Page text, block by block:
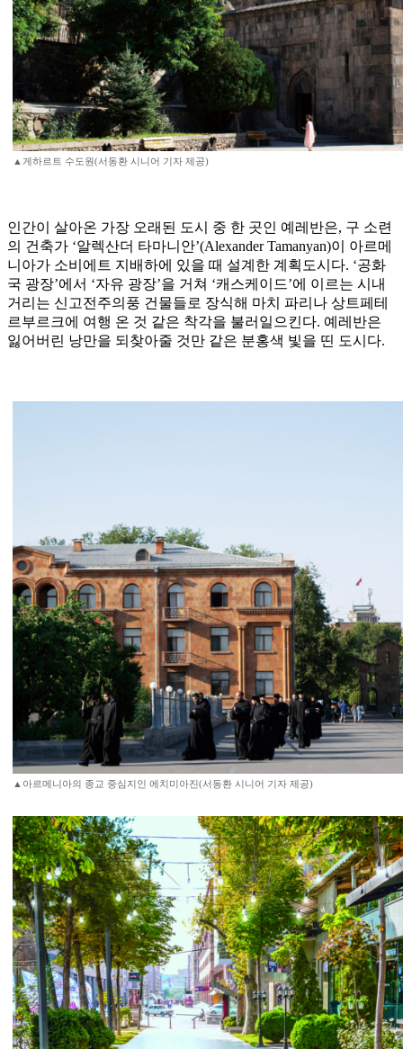
▲게하르트 수도원(서동환 시니어 기자 제공)
인간이 살아온 가장 오래된 도시 중 한 곳인 예레반은, 구 소련
의 건축가 ‘알렉산더 타마니안’(Alexander Tamanyan)이 아르메
니아가 소비에트 지배하에 있을 때 설계한 계획도시다. ‘공화
국 광장’에서 ‘자유 광장’을 거쳐 ‘캐스케이드’에 이르는 시내
거리는 신고전주의풍 건물들로 장식해 마치 파리나 상트페테
르부르크에 여행 온 것 같은 착각을 불러일으킨다. 예레반은
잃어버린 낭만을 되찾아줄 것만 같은 분홍색 빛을 띤 도시다.
▲아르메니아의 종교 중심지인 에치미아진(서동환 시니어 기자 제공)